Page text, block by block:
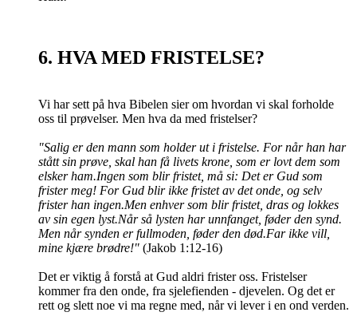
6. HVA MED FRISTELSE?
Vi har sett på hva Bibelen sier om hvordan vi skal forholde
oss til prøvelser. Men hva da med fristelser?
"Salig er den mann som holder ut i fristelse. For når han har
stått sin prøve, skal han få livets krone, som er lovt dem som
elsker ham.Ingen som blir fristet, må si: Det er Gud som
frister meg! For Gud blir ikke fristet av det onde, og selv
frister han ingen.Men enhver som blir fristet, dras og lokkes
av sin egen lyst.Når så lysten har unnfanget, føder den synd.
Men når synden er fullmoden, føder den død.Far ikke vill,
mine kjære brødre!" (Jakob 1:12-16)
Det er viktig å forstå at Gud aldri frister oss. Fristelser
kommer fra den onde, fra sjelefienden - djevelen. Og det er
rett og slett noe vi ma regne med, når vi lever i en ond verden.